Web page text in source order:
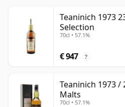
Teaninich 1973
Selection
70cl • 57.1%
€ 947 ?
Teaninich 1973 /
Malts
70cl • 57.1%